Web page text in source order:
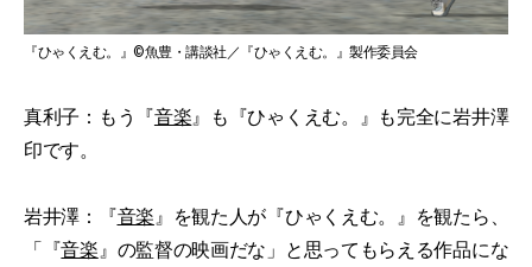
『ひゃくえむ。』©魚豊・講談社／『ひゃくえむ。』製作委員会
真利子：もう『音楽』も『ひゃくえむ。』も完全に岩井澤
印です。
岩井澤：『音楽』を観た人が『ひゃくえむ。』を観たら、
「『音楽』の監督の映画だな」と思ってもらえる作品にな